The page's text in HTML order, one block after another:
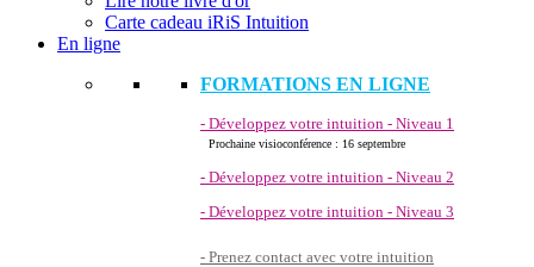
Carte cadeau iRiS Intuition
En ligne
FORMATIONS EN LIGNE
- Développez votre intuition - Niveau 1
Prochaine visioconférence : 16 septembre
- Développez votre intuition - Niveau 2
- Développez votre intuition - Niveau 3
- Prenez contact avec votre intuition